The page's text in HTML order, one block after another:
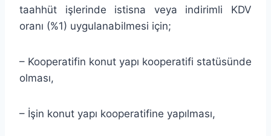
taahhüt işlerinde istisna veya indirimli KDV
oranı (%1) uygulanabilmesi için;
– Kooperatifin konut yapı kooperatifi statüsünde
olması,
– İşin konut yapı kooperatifine yapılması,